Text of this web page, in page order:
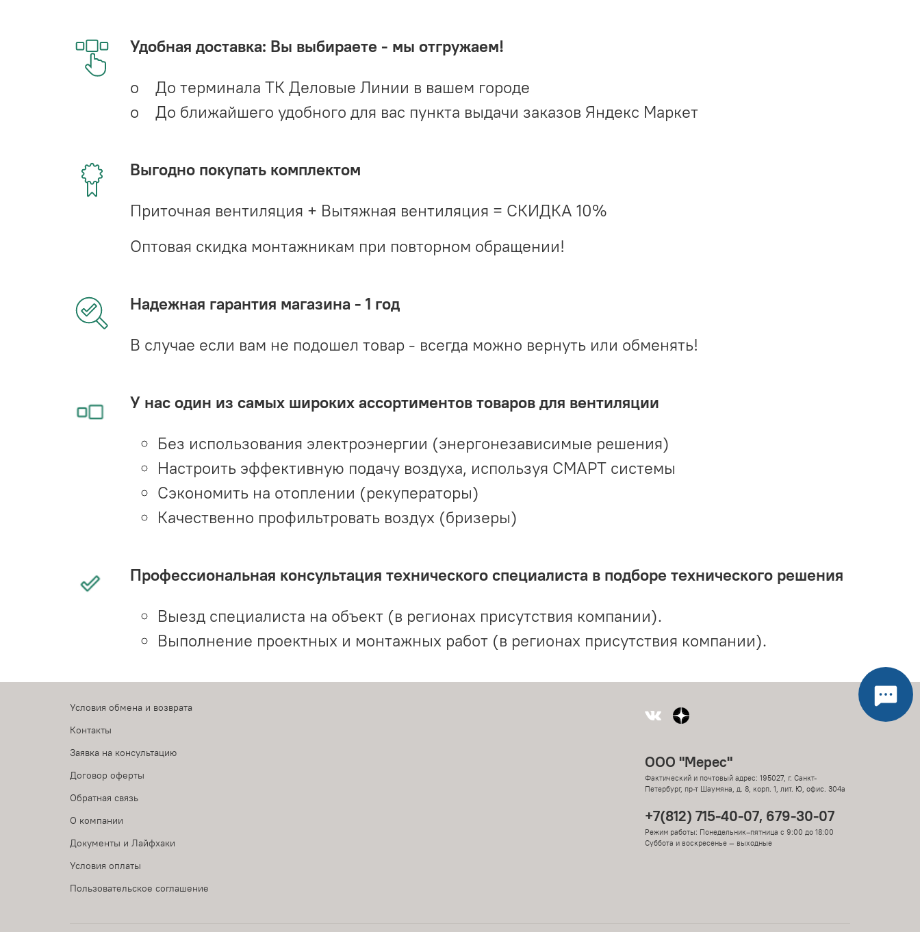
Удобная доставка: Вы выбираете - мы отгружаем!
o До терминала ТК Деловые Линии в вашем городе
o До ближайшего удобного для вас пункта выдачи заказов Яндекс Маркет
Выгодно покупать комплектом
Приточная вентиляция + Вытяжная вентиляция = СКИДКА 10%
Оптовая скидка монтажникам при повторном обращении!
Надежная гарантия магазина - 1 год
В случае если вам не подошел товар - всегда можно вернуть или обменять!
У нас один из самых широких ассортиментов товаров для вентиляции
Без использования электроэнергии (энергонезависимые решения)
Настроить эффективную подачу воздуха, используя СМАРТ системы
Сэкономить на отоплении (рекуператоры)
Качественно профильтровать воздух (бризеры)
Профессиональная консультация технического специалиста в подборе технического решения
Выезд специалиста на объект (в регионах присутствия компании).
Выполнение проектных и монтажных работ (в регионах присутствия компании).
Условия обмена и возврата
Контакты
Заявка на консультацию
Договор оферты
Обратная связь
О компании
Документы и Лайфхаки
Условия оплаты
Пользовательское соглашение
ООО "Мерес"
Фактический и почтовый адрес: 195027, г. Санкт-
Петербург, пр-т Шаумяна, д. 8, корп. 1, лит. Ю, офис. 304а
+7(812) 715-40-07, 679-30-07
Режим работы: Понедельник–пятница с 9:00 до 18:00
Суббота и воскресенье — выходные